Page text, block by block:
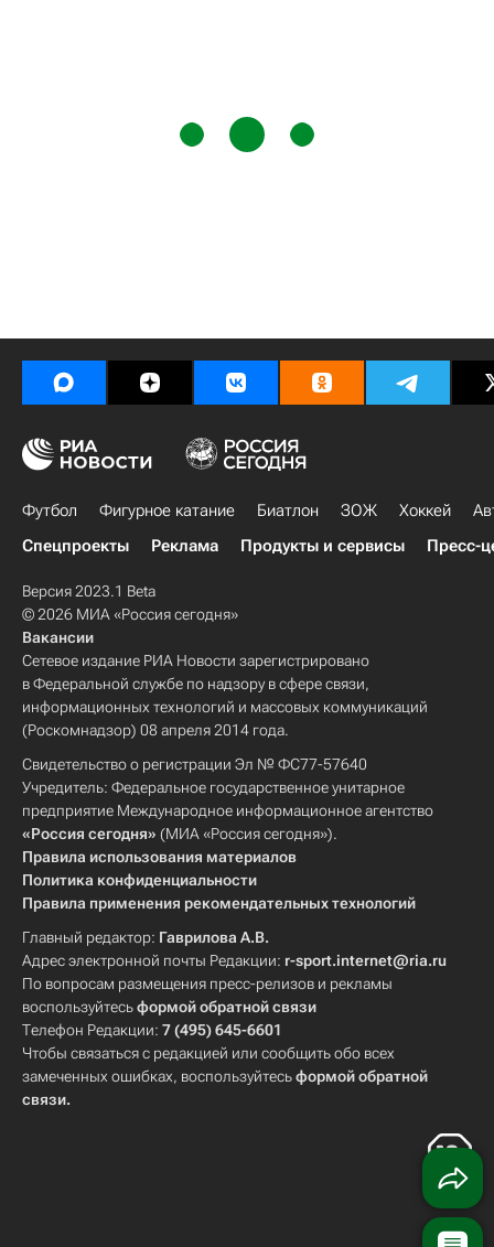
Футбол Фигурное катание Биатлон ЗОЖ Хоккей
Спецпроекты
Реклама Продукты и сервисы Пресс-
Версия 2023.1 Beta
© 2026 МИА «Россия сегодня»
Вакансии
Сетевое издание РИА Новости зарегистрировано
в Федеральной службе по надзору в сфере связи,
информационных технологий и массовых коммуникаций
(Роскомнадзор) 08 апреля 2014 года.
Свидетельство о регистрации Эл № ФС77-57640
Учредитель: Федеральное государственное унитарное
предприятие Международное информационное агентство
«Россия сегодня» (МИА «Россия сегодня»).
Правила использования материалов
Политика конфиденциальности
Правила применения рекомендательных технологий
Главный редактор: Гаврилова А.В.
Адрес электронной почты Редакции: r-sport.internet@ria.ru
По вопросам размещения пресс-релизов и рекламы
воспользуйтесьформой обратной связи
Телефон Редакции: 7 (495) 645-6601
Чтобы связаться с редакцией или сообщить обо всех
замеченных ошибках, воспользуйтесьформой обратной
связи.